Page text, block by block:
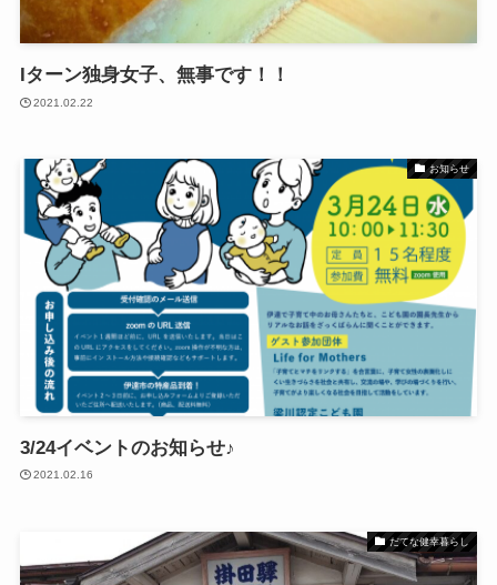
Iターン独身女子、無事です！！
2021.02.22
お知らせ
3/24イベントのお知らせ♪
2021.02.16
だてな健幸暮らし